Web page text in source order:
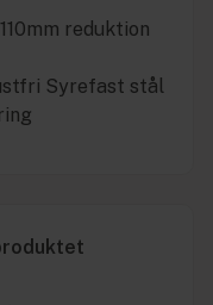
reduktion
Syrefast stål